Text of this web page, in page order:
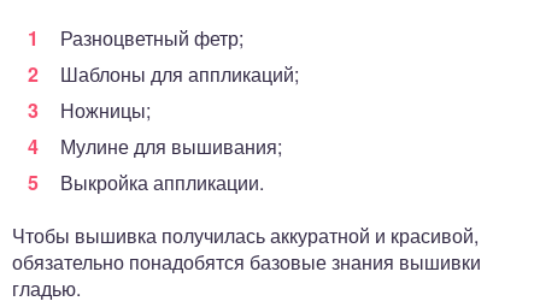
Разноцветный фетр;
Шаблоны для аппликаций;
Ножницы;
Мулине для вышивания;
Выкройка аппликации.
Чтобы вышивка получилась аккуратной и красивой,
обязательно понадобятся базовые знания вышивки
гладью.